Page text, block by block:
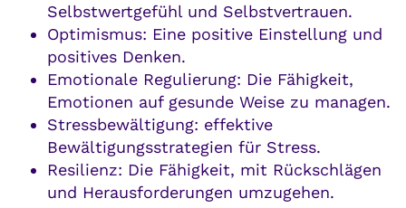
Selbstwertgefühl und Selbstvertrauen.
Optimismus: Eine positive Einstellung und
positives Denken.
Emotionale Regulierung: Die Fähigkeit,
Emotionen auf gesunde Weise zu managen.
Stressbewältigung: effektive
Bewältigungsstrategien für Stress.
Resilienz: Die Fähigkeit, mit Rückschlägen
und Herausforderungen umzugehen.